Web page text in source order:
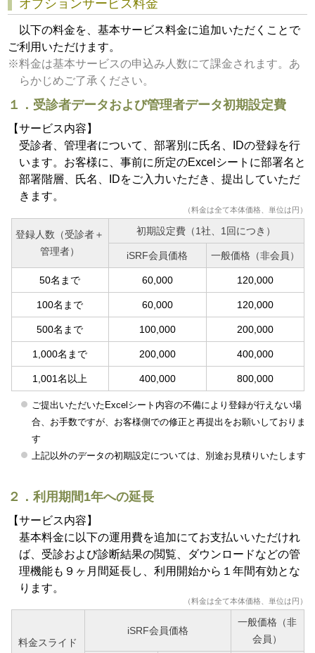
オプションサービス料金
以下の料金を、基本サービス料金に追加いただくことで
ご利用いただけます。
※料金は基本サービスの申込み人数にて課金されます。あ
らかじめご了承ください。
１．受診者データおよび管理者データ初期設定費
【サービス内容】
受診者、管理者について、部署別に氏名、IDの登録を行
います。お客様に、事前に所定のExcelシートに部署名と
部署階層、氏名、IDをご入力いただき、提出していただ
きます。
（料金は全て本体価格、単位は円）
登録人数（受診者＋
管理者）
初期設定費（1社、1回につき）
iSRF会員価格 一般価格（非会員）
50名まで 60,000 120,000
100名まで 60,000 120,000
500名まで 100,000 200,000
1,000名まで 200,000 400,000
1,001名以上 400,000 800,000
ご提出いただいたExcelシート内容の不備により登録が行えない場
合、お手数ですが、お客様側での修正と再提出をお願いしておりま
す
上記以外のデータの初期設定については、別途お見積りいたします
２．利用期間1年への延長
【サービス内容】
基本料金に以下の運用費を追加にてお支払いいただけれ
ば、受診および診断結果の閲覧、ダウンロードなどの管
理機能も９ヶ月間延長し、利用開始から１年間有効とな
ります。
（料金は全て本体価格、単位は円）
料金スライド
iSRF会員価格
一般価格（非
会員）